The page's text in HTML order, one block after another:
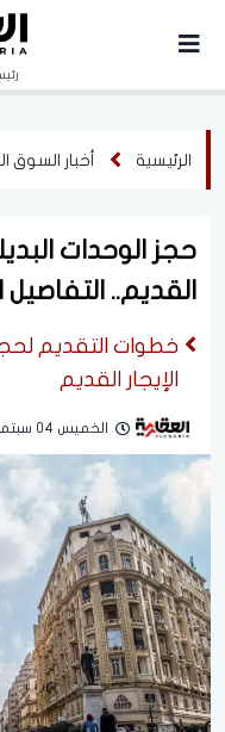
الرئيسية أخبار السوق
حجز الوحدات
القديم.. التفاصيل
خطوات التقديم
الإيجار القديم
الخميس 04 سبتمبر 2025 | 09:15 صباحاً